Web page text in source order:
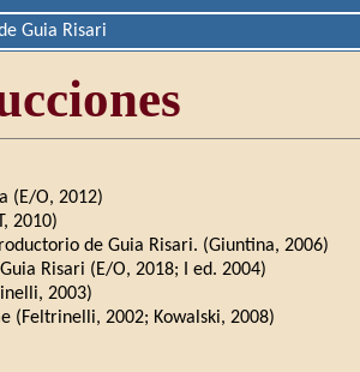
Guia Risari
(E/O, 2012)
2010)
de Guia Risari. (Giuntina, 2006)
Risari (E/O, 2018; I ed. 2004)
2003)
(Feltrinelli, 2002; Kowalski, 2008)